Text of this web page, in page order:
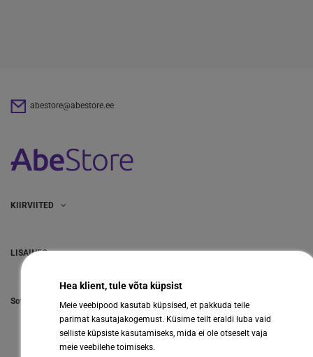
abestore@abestore.ee
KIIRVIITED
LISAINFO
Hea klient, tule võta küpsist
Meie veebipood kasutab küpsised, et pakkuda teile
parimat kasutajakogemust. Küsime teilt eraldi luba vaid
selliste küpsiste kasutamiseks, mida ei ole otseselt vaja
meie veebilehe toimiseks.
Sotsiaalmeedia